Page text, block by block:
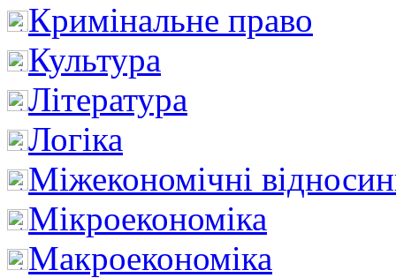
Кримінальне право
Культура
Література
Логіка
Міжекономічні
Мікроекономіка
Макроекономіка